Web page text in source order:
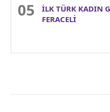
İLK TÜRK KADIN
FERACELİ